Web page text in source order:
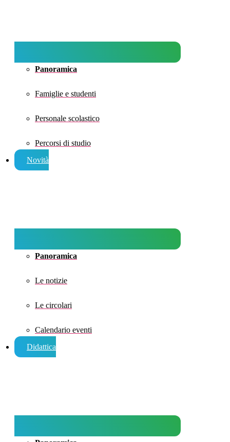
Panoramica
Famiglie e studenti
Personale scolastico
Percorsi di studio
Novità
Panoramica
Le notizie
Le circolari
Calendario eventi
Didattica